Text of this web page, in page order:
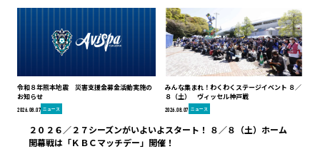
令和８年熊本地震 災害支援金募金活動実施の
お知らせ
2026.08.07 ニュース
みんな集まれ！わくわくステージイベント ８／
８（土） ヴィッセル神戸戦
2026.08.07 ニュース
２０２６／２７シーズンがいよいよスタート！ ８／８（土）ホーム
開幕戦は「ＫＢＣマッチデー」開催！